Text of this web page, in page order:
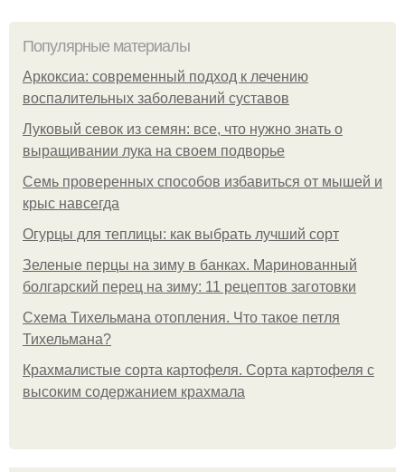
Популярные материалы
Аркоксиа: современный подход к лечению
воспалительных заболеваний суставов
Луковый севок из семян: все, что нужно знать о
выращивании лука на своем подворье
Семь проверенных способов избавиться от мышей и
крыс навсегда
Огурцы для теплицы: как выбрать лучший сорт
Зеленые перцы на зиму в банках. Маринованный
болгарский перец на зиму: 11 рецептов заготовки
Схема Тихельмана отопления. Что такое петля
Тихельмана?
Крахмалистые сорта картофеля. Сорта картофеля с
высоким содержанием крахмала